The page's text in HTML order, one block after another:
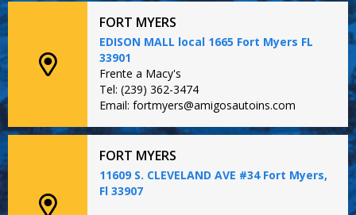
FORT MYERS
EDISON MALL local 1665 Fort Myers FL
33901
Frente a Macy's
Tel: (239) 362-3474
Email: fortmyers@amigosautoins.com
FORT MYERS
11609 S. CLEVELAND AVE #34 Fort Myers,
Fl 33907